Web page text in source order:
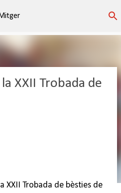
principal
XXII Trobada de
XXII Trobada de bèsties de